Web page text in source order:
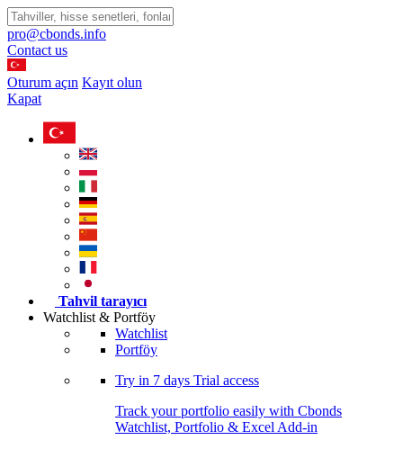
pro@cbonds.info
Contact us
Oturum açın Kayıt olun
Kapat
Tahvil tarayıcı
Watchlist & Portföy
Watchlist
Portföy
Try in 7 days Trial access
Track your portfolio easily with Cbonds
Watchlist, Portfolio & Excel Add-in